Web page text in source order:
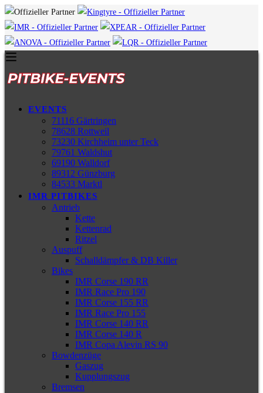
EVENTS
71116 Gärtringen
78628 Rottweil
73230 Kirchheim unter Teck
79761 Waldshut
69190 Walldorf
89312 Günzburg
84533 Marktl
IMR PITBIKES
Antrieb
Kette
Kettenrad
Ritzel
Auspuff
Schalldämpfer & DB Killer
Bikes
IMR Corse 190 RR
IMR Race Pro 190
IMR Corse 155 RR
IMR Race Pro 155
IMR Corse 140 RR
IMR Corse 140 R
IMR Copa Alevin RS 90
Bowdenzüge
Gaszug
Kupplungszug
Bremsen